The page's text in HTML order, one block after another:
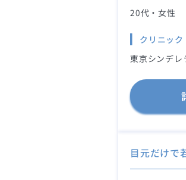
20代・女性
クリニック
東京シンデ
目元だけで